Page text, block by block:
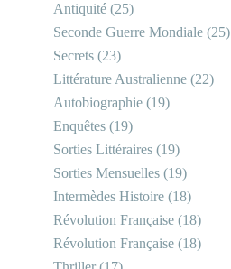
Antiquité (25)
Seconde Guerre Mondiale (25)
Secrets (23)
Littérature Australienne (22)
Autobiographie (19)
Enquêtes (19)
Sorties Littéraires (19)
Sorties Mensuelles (19)
Intermèdes Histoire (18)
Révolution Française (18)
Révolution Française (18)